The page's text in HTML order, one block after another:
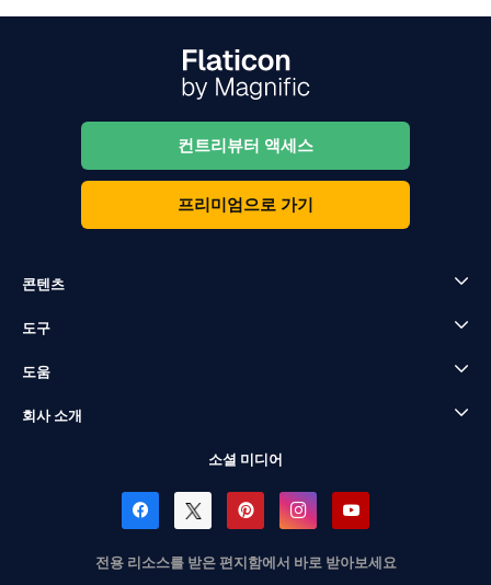
컨트리뷰터 액세스
프리미엄으로 가기
콘텐츠
도구
도움
회사 소개
소셜 미디어
전용 리소스를 받은 편지함에서 바로 받아보세요